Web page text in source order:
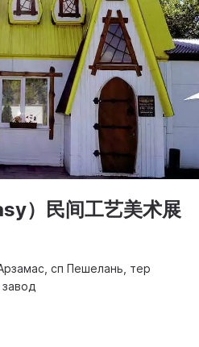
）民间工艺美术展
сп Пешелань, тер